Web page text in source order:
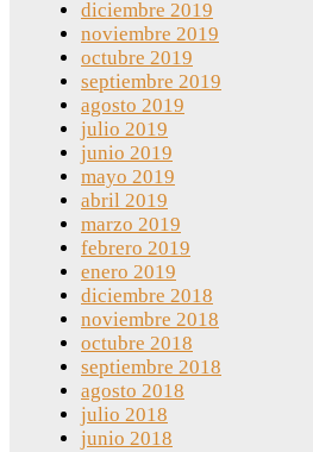
diciembre 2019
noviembre 2019
octubre 2019
septiembre 2019
agosto 2019
julio 2019
junio 2019
mayo 2019
abril 2019
marzo 2019
febrero 2019
enero 2019
diciembre 2018
noviembre 2018
octubre 2018
septiembre 2018
agosto 2018
julio 2018
junio 2018